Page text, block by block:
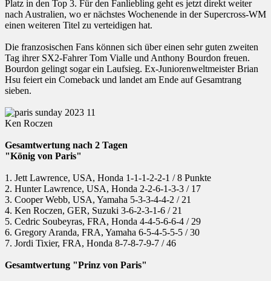
Platz in den Top 3. Für den Fanliebling geht es jetzt direkt weiter
nach Australien, wo er nächstes Wochenende in der Supercross-WM
einen weiteren Titel zu verteidigen hat.
Die franzosischen Fans können sich über einen sehr guten zweiten
Tag ihrer SX2-Fahrer Tom Vialle und Anthony Bourdon freuen.
Bourdon gelingt sogar ein Laufsieg. Ex-Juniorenweltmeister Brian
Hsu feiert ein Comeback und landet am Ende auf Gesamtrang
sieben.
Ken Roczen
Gesamtwertung nach 2 Tagen
"König von Paris"
1. Jett Lawrence, USA, Honda 1-1-1-2-2-1 / 8 Punkte
2. Hunter Lawrence, USA, Honda 2-2-6-1-3-3 / 17
3. Cooper Webb, USA, Yamaha 5-3-3-4-4-2 / 21
4. Ken Roczen, GER, Suzuki 3-6-2-3-1-6 / 21
5. Cedric Soubeyras, FRA, Honda 4-4-5-6-6-4 / 29
6. Gregory Aranda, FRA, Yamaha 6-5-4-5-5-5 / 30
7. Jordi Tixier, FRA, Honda 8-7-8-7-9-7 / 46
Gesamtwertung "Prinz von Paris"